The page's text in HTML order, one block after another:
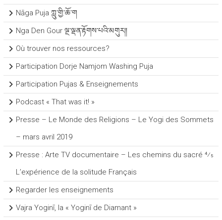
Nāga Puja ཀླུ་གྱི་ཆོ་ག
Nga Den Gour ལྔ་ལྡན་རྟོགས་པའི་མགུར།།
Où trouver nos ressources?
Participation Dorje Namjom Washing Puja
Participation Pujas & Enseignements
Podcast « That was it! »
Presse – Le Monde des Religions – Le Yogi des Sommets
– mars avril 2019
Presse : Arte TV documentaire – Les chemins du sacré 4⁄5
L’expérience de la solitude Français
Regarder les enseignements
Vajra Yoginī, la « Yoginī de Diamant »